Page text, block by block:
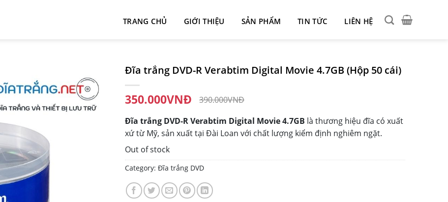
TRANG CHỦ GIỚI THIỆU SẢN PHẨM TIN TỨC LIÊN HỆ
Đĩa trắng DVD-R Verabtim Digital Movie 4.7GB (Hộp 50 cái)
390.000VNĐ
350.000VNĐ
Đĩa trắng DVD-R Verabtim Digital Movie 4.7GB là thương hiệu đĩa có xuất
xứ từ Mỹ, sản xuất tại Đài Loan với chất lượng kiểm định nghiêm ngặt.
Out of stock
Category: Đĩa trắng DVD